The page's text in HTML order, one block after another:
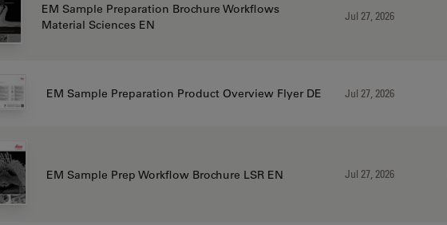
EM Sample Preparation Brochure Workflows
Material Sciences EN
Jul 27, 2026
EM Sample Preparation Product Overview Flyer DE Jul 27, 2026
EM Sample Prep Workflow Brochure LSR EN Jul 27, 2026